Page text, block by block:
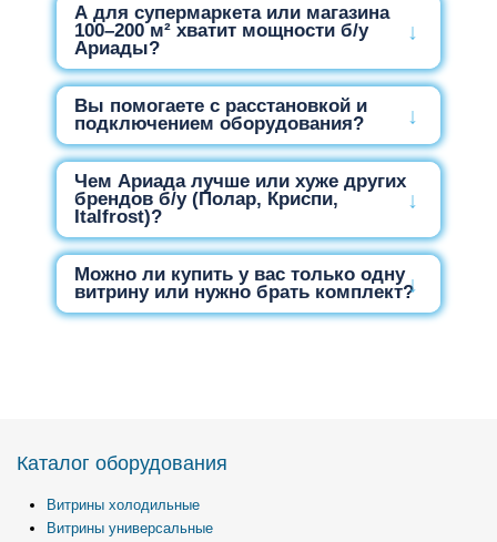
А для супермаркета или магазина
100–200 м² хватит мощности б/у
Ариады?
Вы помогаете с расстановкой и
подключением оборудования?
Чем Ариада лучше или хуже других
брендов б/у (Полар, Криспи,
Italfrost)?
Можно ли купить у вас только одну
витрину или нужно брать комплект?
Каталог оборудования
Витрины холодильные
Витрины универсальные